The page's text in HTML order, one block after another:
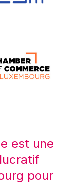
est une
pour